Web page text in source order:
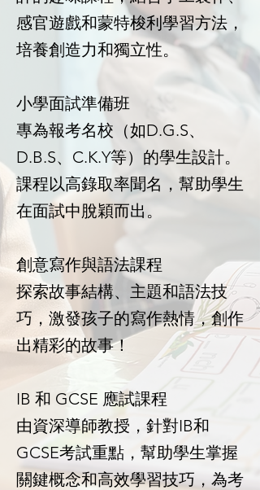
感官遊戲和蒙特梭利學習方法，
培養創造力和獨立性。
小學面試準備班
專為報考名校（如D.G.S、
D.B.S、C.K.Y等）的學生設計。
課程以高錄取率聞名，幫助學生
在面試中脫穎而出。
創意寫作與語法課程
探索故事結構、主題和語法技
巧，激發孩子的寫作熱情，創作
出精彩的故事！
IB 和 GCSE 應試課程
由資深導師教授，針對IB和
GCSE考試重點，幫助學生掌握
關鍵概念和高效學習技巧，為考